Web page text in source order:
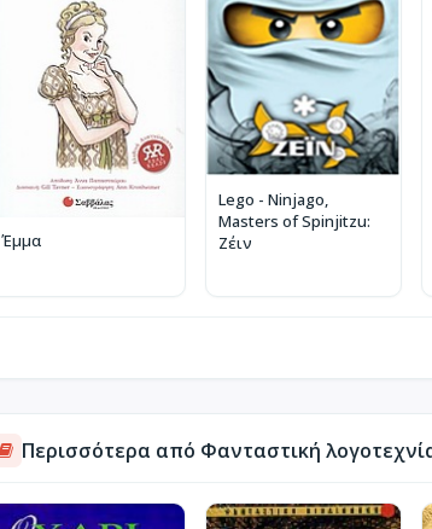
Έμμα
Lego - Ninjago,
Masters of Spinjitzu:
Ζέιν
Περισσότερα από Φανταστική